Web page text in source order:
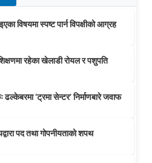
विषयमा स्पष्ट पार्न विपक्षीको आग्रह
रहेका खेलाडी रोयल र पशुपति
ढल्केबरमा ‘ट्रमा सेन्टर’ निर्माणबारे जवाफ
पद तथा गोपनीयताको शपथ